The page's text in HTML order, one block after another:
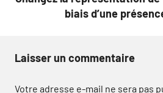
biais d’une
Laisser un commentaire
Votre adresse e-mail ne sera pas